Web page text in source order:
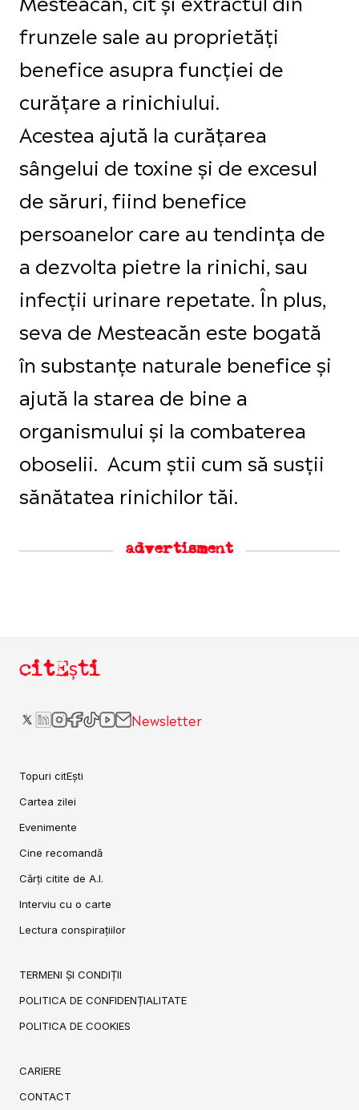
frunzele sale au proprietăți
benefice asupra funcției de
curățare a rinichiului.
Acestea ajută la curățarea
sângelui de toxine și de excesul
de săruri, fiind benefice
persoanelor care au tendința de
a dezvolta pietre la rinichi, sau
infecții urinare repetate. În plus,
seva de Mesteacăn este bogată
în substanțe naturale benefice și
ajută la starea de bine a
organismului și la combaterea
oboselii. Acum știi cum să susții
sănătatea rinichilor tăi.
advertisment
citEști
Newsletter
Topuri citEști
Cartea zilei
Evenimente
Cine recomandă
Cărți citite de A.I.
Interviu cu o carte
Lectura conspirațiilor
TERMENI ȘI CONDIȚII
POLITICA DE CONFIDENȚIALITATE
POLITICA DE COOKIES
CARIERE
CONTACT